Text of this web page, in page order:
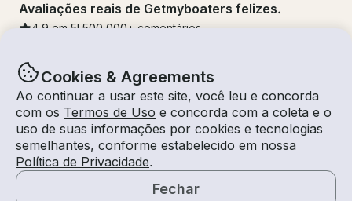
Cookies & Agreements
Ao continuar a usar este site, você leu e concorda
com os Termos de Uso e concorda com a coleta e o
uso de suas informações por cookies e tecnologias
semelhantes, conforme estabelecido em nossa
Política de Privacidade.
Fechar
Avaliações reais de Getmyboaters felizes.
4.9 em 5! 500,000 + comentários